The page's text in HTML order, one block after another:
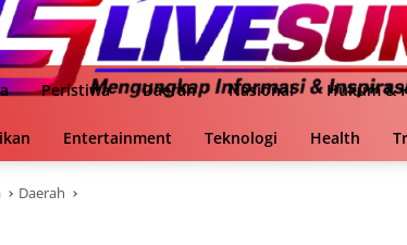
Peristiwa Daerah Nasional Hukum &
Entertainment Teknologi Health
Daerah